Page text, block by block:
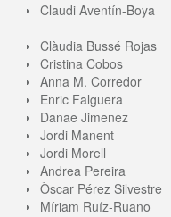
Claudi Aventín-Boya
Clàudia Bussé Rojas
Cristina Cobos
Anna M. Corredor
Enric Falguera
Danae Jimenez
Jordi Manent
Jordi Morell
Andrea Pereira
Òscar Pérez Silvestre
Míriam Ruíz-Ruano